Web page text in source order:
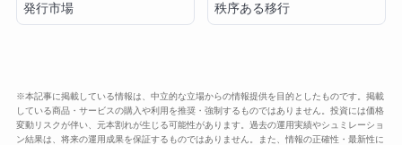
発行市場 秩序ある移行
※本記事に掲載している情報は、中立的な立場からの情報提供を目的としたものです。掲載
している商品・サービスの購入や利用を推奨・強制するものではありません。投資には価格
変動リスクが伴い、元本割れが生じる可能性があります。過去の運用実績やシュミレーショ
ン結果は、将来の運用成果を保証するものではありません。また、情報の正確性・最新性に